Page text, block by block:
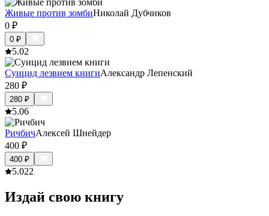
Живые против зомбиНиколай Дубчиков
0 ₽
0 ₽
5.02
Суицид лезвием книгиАлександр Лепенский
280 ₽
280 ₽
5.06
РичбичАлексей Шнейдер
400 ₽
400 ₽
5.022
Издай свою книгу